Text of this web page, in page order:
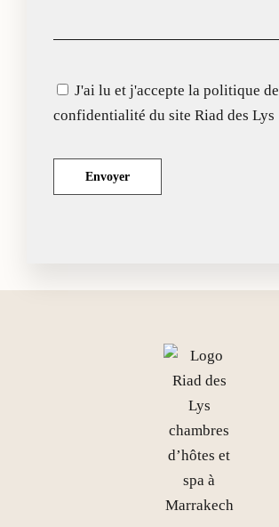
J'ai lu et j'accepte la politique de
confidentialité du site Riad des Lys